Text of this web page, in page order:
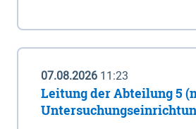
07.08.2026 11:23
Leitung der Abteilung 5